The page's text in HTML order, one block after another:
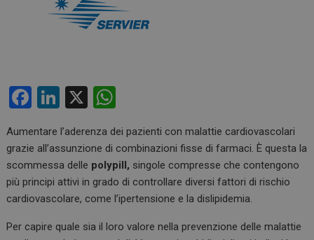
F
ce
b
o
o
k
Li
ke
dI
n
X
at
s
A
p
p
Aumentare l’aderenza dei pazienti con malattie cardiovascolari
grazie all’assunzione di combinazioni fisse di farmaci. È questa la
scommessa delle polypill, singole compresse che contengono
più principi attivi in grado di controllare diversi fattori di rischio
cardiovascolare, come l’ipertensione e la dislipidemia.
Per capire quale sia il loro valore nella prevenzione delle malattie